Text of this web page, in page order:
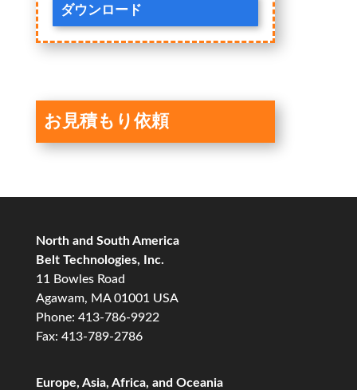
ダウンロード
お見積もり依頼
North and South America
Belt Technologies, Inc.
11 Bowles Road
Agawam, MA 01001 USA
Phone: 413-786-9922
Fax: 413-789-2786
Europe, Asia, Africa, and Oceania